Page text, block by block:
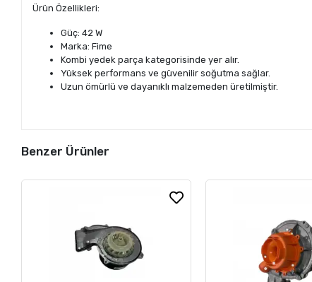
Ürün Özellikleri:
Güç: 42 W
Marka: Fime
Kombi yedek parça kategorisinde yer alır.
Yüksek performans ve güvenilir soğutma sağlar.
Uzun ömürlü ve dayanıklı malzemeden üretilmiştir.
Benzer Ürünler